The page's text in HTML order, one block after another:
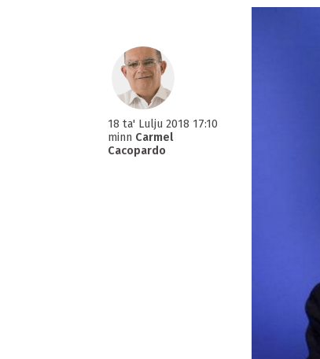
18 ta' Lulju 2018 17:10
minn Carmel
Cacopardo